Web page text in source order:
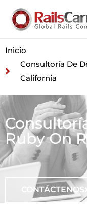
Inicio
Consultoría De
California
Ruby On
CONTÁCTENOS